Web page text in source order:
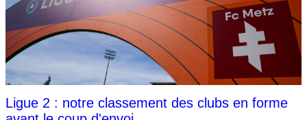
Ligue 2 : notre classement des clubs en forme